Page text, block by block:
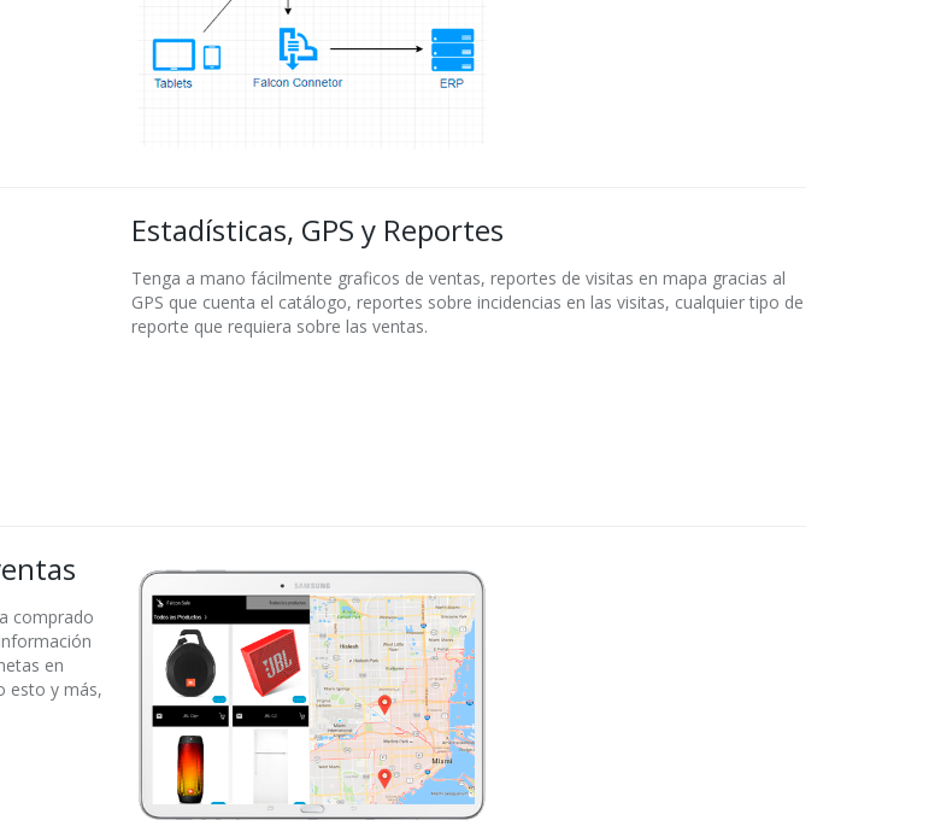
Estadísticas, GPS y Reportes
Tenga a mano fácilmente graficos de ventas, reportes de visitas en mapa gracias al
GPS que cuenta el catálogo, reportes sobre incidencias en las visitas, cualquier tipo de
reporte que requiera sobre las ventas.
comprado
en
esto y más,